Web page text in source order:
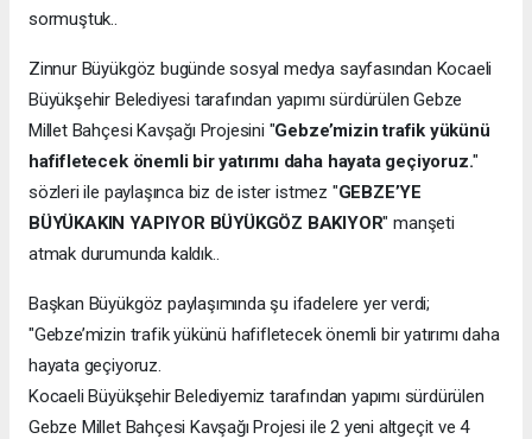
sormuştuk..
Zinnur Büyükgöz bugünde sosyal medya sayfasından Kocaeli
Büyükşehir Belediyesi tarafından yapımı sürdürülen Gebze
Millet Bahçesi Kavşağı Projesini "Gebze’mizin trafik yükünü
hafifletecek önemli bir yatırımı daha hayata geçiyoruz."
sözleri ile paylaşınca biz de ister istmez "GEBZE’YE
BÜYÜKAKIN YAPIYOR BÜYÜKGÖZ BAKIYOR" manşeti
atmak durumunda kaldık..
Başkan Büyükgöz paylaşımında şu ifadelere yer verdi;
"Gebze’mizin trafik yükünü hafifletecek önemli bir yatırımı daha
hayata geçiyoruz.
Kocaeli Büyükşehir Belediyemiz tarafından yapımı sürdürülen
Gebze Millet Bahçesi Kavşağı Projesi ile 2 yeni altgeçit ve 4